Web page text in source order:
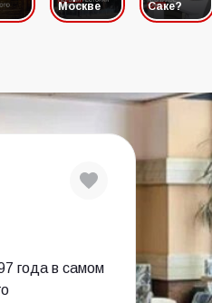
Москве
Саке?
года в самом